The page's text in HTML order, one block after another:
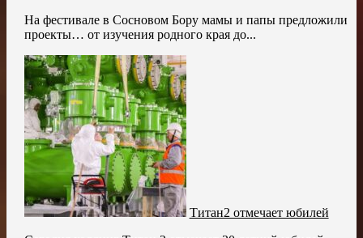
На фестивале в Сосновом Бору мамы и папы предложили
проекты… от изучения родного края до...
Титан2 отмечает юбилей